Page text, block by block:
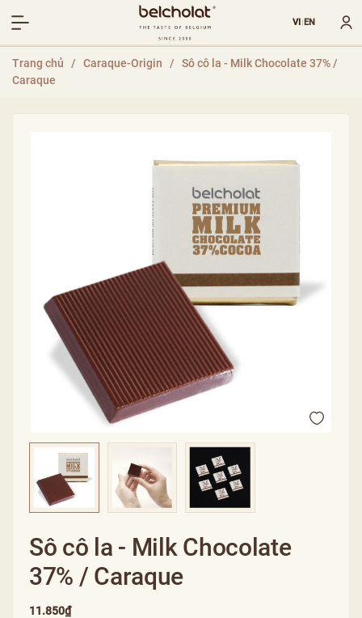
VI|EN
Trang chủ / Caraque-Origin /
Sô cô la - Milk Chocolate 37% /
Caraque
Sô cô la - Milk Chocolate
37% / Caraque
11.850₫